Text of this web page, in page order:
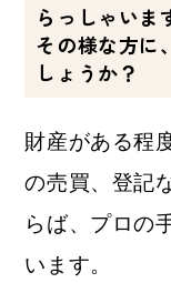
らっしゃいま
その様な方に
しょうか？
財産がある程
の売買、登記
らば、プロの
います。